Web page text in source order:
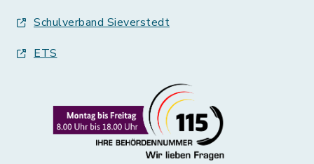
Schulverband Sieverstedt
ETS